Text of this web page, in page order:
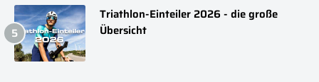
Triathlon-Einteiler 2026 - die große
Übersicht